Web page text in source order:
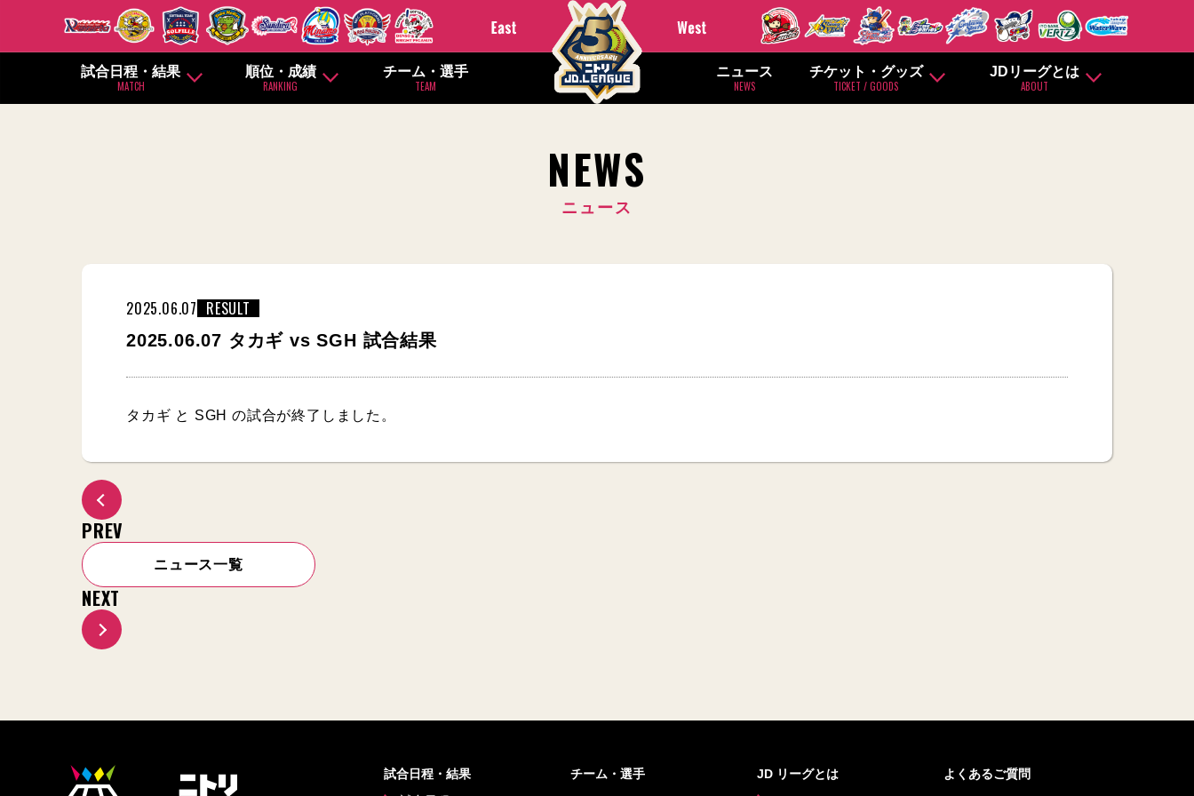
試合日程・結果
MATCH
順位・成績
RANKING
チーム・選手
TEAM
ニュース
NEWS
チケット・グッズ
TICKET / GOODS
JDリーグとは
ABOUT
NEWS
ニュース
2025.06.07 RESULT
2025.06.07 タカギ vs SGH 試合結果
タカギ と SGH の試合が終了しました。
PREV
ニュース一覧
NEXT
試合日程・結果
チーム・選手
JD リーグとは
よくあるご質問